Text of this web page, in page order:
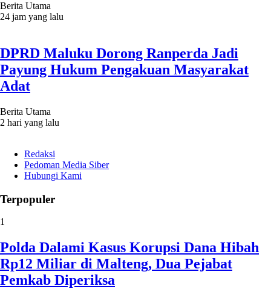
Berita Utama
24 jam yang lalu
DPRD Maluku Dorong Ranperda Jadi
Payung Hukum Pengakuan Masyarakat
Adat
Berita Utama
2 hari yang lalu
Redaksi
Pedoman Media Siber
Hubungi Kami
Terpopuler
1
Polda Dalami Kasus Korupsi Dana Hibah
Rp12 Miliar di Malteng, Dua Pejabat
Pemkab Diperiksa